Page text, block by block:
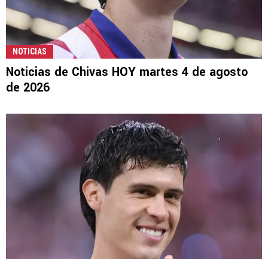
NOTICIAS
Noticias de Chivas HOY martes 4 de agosto
de 2026